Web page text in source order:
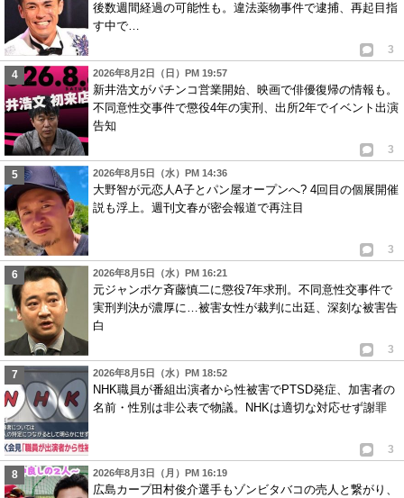
後数週間経過の可能性も。違法薬物事件で逮捕、再起目指
す中で…
3
2026年8月2日（日）PM 19:57
新井浩文がパチンコ営業開始、映画で俳優復帰の情報も。
不同意性交事件で懲役4年の実刑、出所2年でイベント出演
告知
3
2026年8月5日（水）PM 14:36
大野智が元恋人A子とパン屋オープンへ? 4回目の個展開催
説も浮上。週刊文春が密会報道で再注目
3
2026年8月5日（水）PM 16:21
元ジャンポケ斉藤慎二に懲役7年求刑。不同意性交事件で
実刑判決が濃厚に…被害女性が裁判に出廷、深刻な被害告
白
3
2026年8月5日（水）PM 18:52
NHK職員が番組出演者から性被害でPTSD発症、加害者の
名前・性別は非公表で物議。NHKは適切な対応せず謝罪
3
2026年8月3日（月）PM 16:19
広島カープ田村俊介選手もゾンビタバコの売人と繋がり、